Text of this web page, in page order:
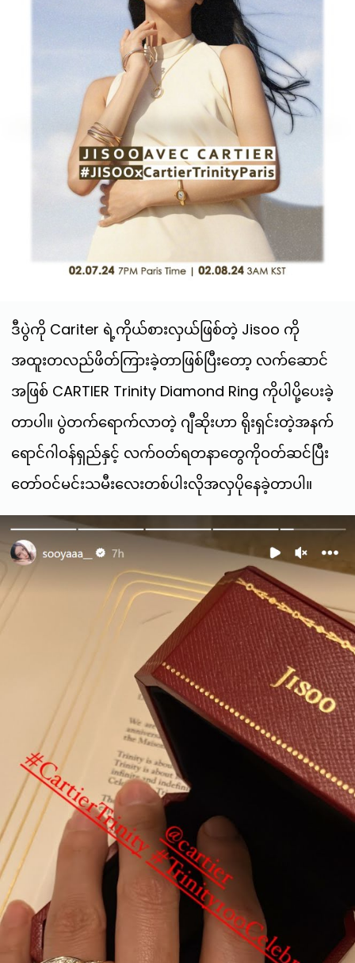
ဒီပွဲကို Cariter ရဲ့ကိုယ်စားလှယ်ဖြစ်တဲ့ Jisoo ကို
အထူးတလည်ဖိတ်ကြားခဲ့တာဖြစ်ပြီးတော့ လက်ဆောင်
အဖြစ် CARTIER Trinity Diamond Ring ကိုပါပို့ပေးခဲ့
တာပါ။ ပွဲတက်ရောက်လာတဲ့ ဂျီဆိုးဟာ ရိုးရှင်းတဲ့အနက်
ရောင်ဂါဝန်ရှည်နှင့် လက်ဝတ်ရတနာတွေကိုဝတ်ဆင်ပြီး
တော်ဝင်မင်းသမီးလေးတစ်ပါးလိုအလှပိုနေခဲ့တာပါ။